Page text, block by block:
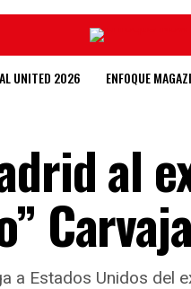
UNITED 2026 ENFOQUE
al
a Estados Unidos